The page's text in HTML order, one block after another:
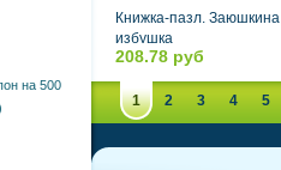
на 500
Книжка-пазл. Заюшкина
избушка
208.78 руб
1 2 3 4 5